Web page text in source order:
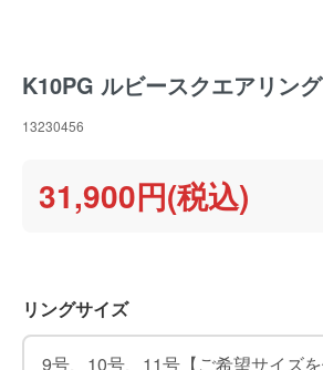
K10PG ルビースクエアリング
13230456
31,900円(税込)
リングサイズ